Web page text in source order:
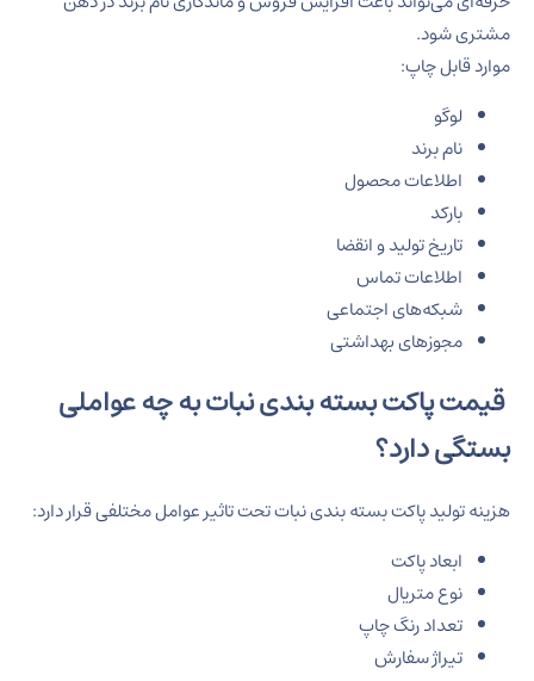
مشتری شود.
موارد قابل چاپ:
لوگو
نام برند
اطلاعات محصول
بارکد
تاریخ تولید و انقضا
اطلاعات تماس
شبکه‌های اجتماعی
مجوزهای بهداشتی
قیمت پاکت بسته بندی نبات به چه عواملی
بستگی دارد؟
هزینه تولید پاکت بسته بندی نبات تحت تاثیر عوامل مختلفی قرار دارد:
ابعاد پاکت
نوع متریال
تعداد رنگ چاپ
تیراژ سفارش